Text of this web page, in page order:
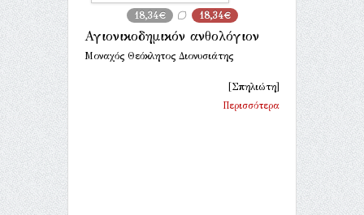
18,34€ 18,34€
Αγιονικοδημικόν ανθολόγιον
Μοναχός Θεόκλητος Διονυσιάτης
[Σπηλιώτη]
Περισσότερα